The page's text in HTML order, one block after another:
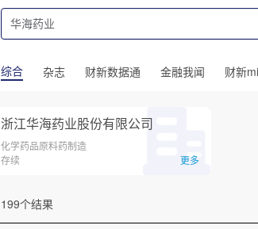
综合 杂志 财新数据通 金融我闻 财新
浙江华海药业股份有限公司
化学药品原料药制造
存续
更多
199个结果